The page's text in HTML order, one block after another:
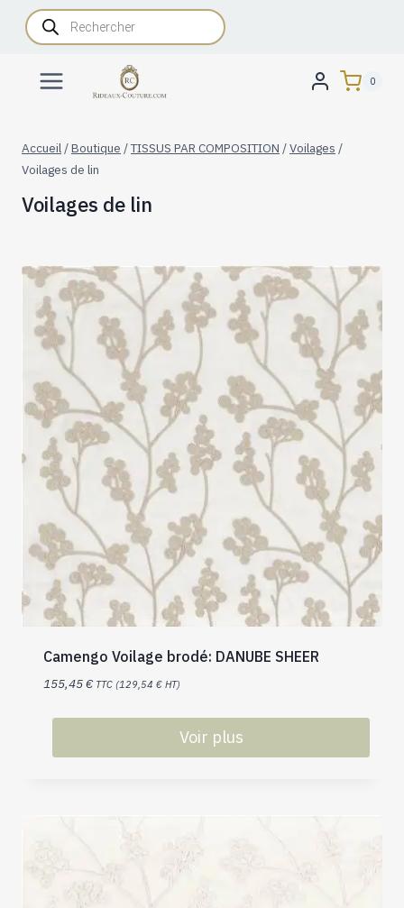
AllerRecherche
de
produits
0
Accueil /Boutique /TISSUS PAR COMPOSITION /Voilages /
Voilages de lin
Voilages de lin
Camengo Voilage brodé: DANUBE SHEER
155,45€ TTC (129,54 € HT)
Voir plus